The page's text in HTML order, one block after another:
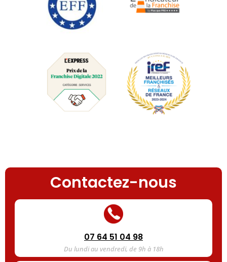
Contactez-nous
07 64 51 04 98
Du lundi au vendredi, de 9h à 18h